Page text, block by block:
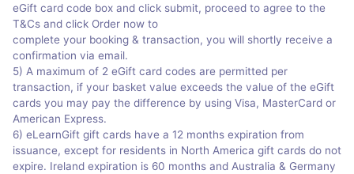
eGift card code box and click submit, proceed to agree to the
T&Cs and click Order now to
complete your booking & transaction, you will shortly receive a
confirmation via email.
5) A maximum of 2 eGift card codes are permitted per
transaction, if your basket value exceeds the value of the eGift
cards you may pay the difference by using Visa, MasterCard or
American Express.
6) eLearnGift gift cards have a 12 months expiration from
issuance, except for residents in North America gift cards do not
expire. Ireland expiration is 60 months and Australia & Germany